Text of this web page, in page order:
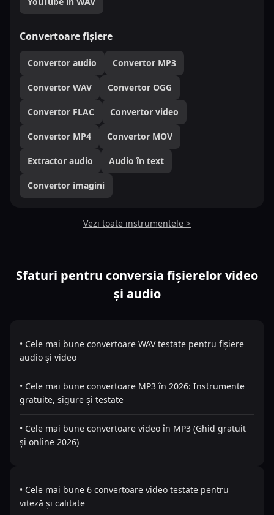
Convertoare fișiere
Convertor audio Convertor MP3
Convertor WAV Convertor OGG
Convertor FLAC Convertor video
Convertor MP4 Convertor MOV
Extractor audio Audio în text
Convertor imagini
Vezi toate instrumentele >
Sfaturi pentru conversia fișierelor video
și audio
• Cele mai bune convertoare WAV testate pentru fișiere
audio și video
• Cele mai bune convertoare MP3 în 2026: Instrumente
gratuite, sigure și testate
• Cele mai bune convertoare video în MP3 (Ghid gratuit
și online 2026)
• Cele mai bune 6 convertoare video testate pentru
viteză și calitate